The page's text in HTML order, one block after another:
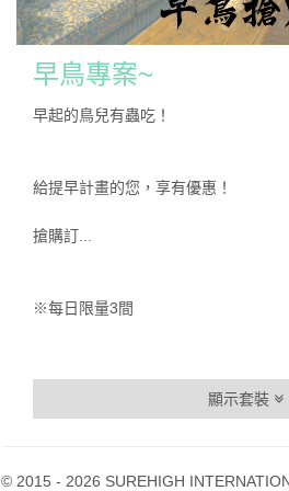
早鳥專案~
早起的鳥兒有蟲吃！
給提早計畫的您，享有優惠！
搶購訂...
※每日限量3間
顯示套裝
© 2015 - 2026 SUREHIGH